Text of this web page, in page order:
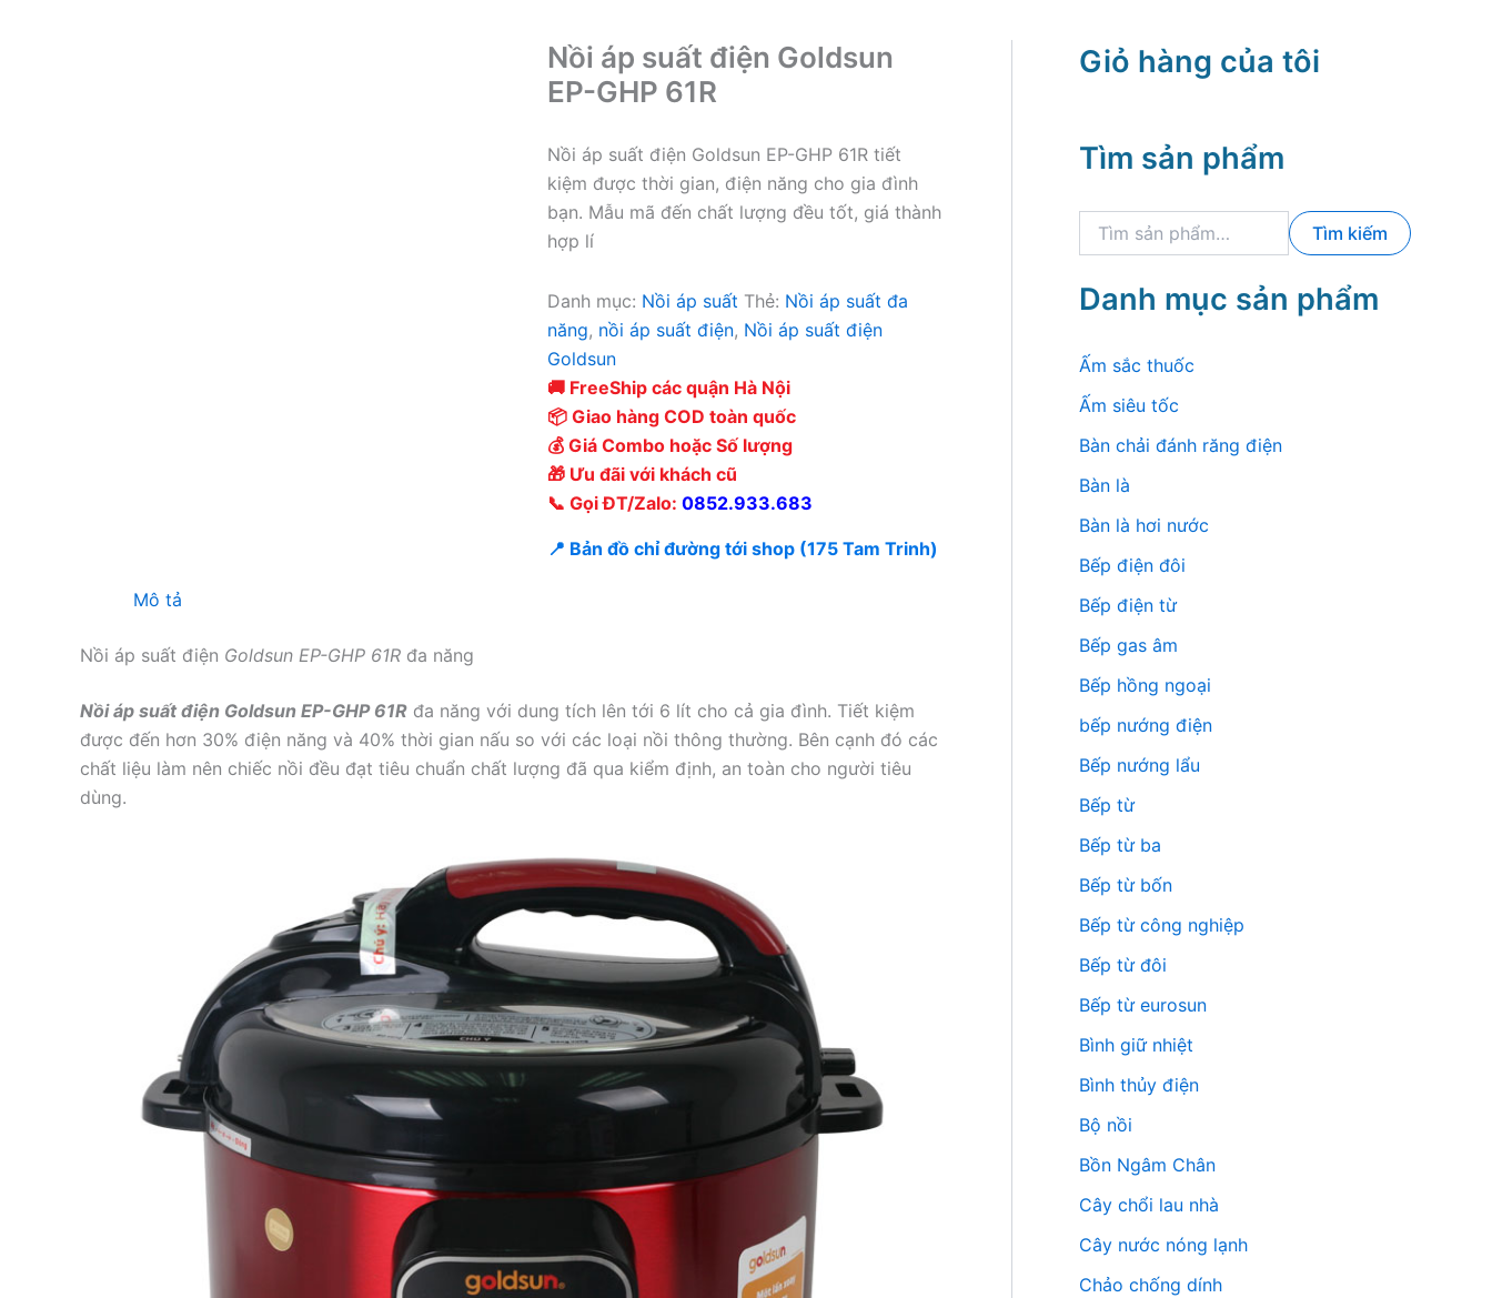
Nồi áp suất điện Goldsun
EP-GHP 61R
Nồi áp suất điện Goldsun EP-GHP 61R tiết
kiệm được thời gian, điện năng cho gia đình
bạn. Mẫu mã đến chất lượng đều tốt, giá thành
hợp lí
Danh mục: Nồi áp suất Thẻ: Nồi áp suất đa
năng, nồi áp suất điện, Nồi áp suất điện
Goldsun
🚚 FreeShip các quận Hà Nội
📦 Giao hàng COD toàn quốc
💰 Giá Combo hoặc Số lượng
🎁 Ưu đãi với khách cũ
📞 Gọi ĐT/Zalo: 0852.933.683
📍 Bản đồ chỉ đường tới shop (175 Tam Trinh)
Mô tả
Nồi áp suất điện Goldsun EP-GHP 61R đa năng
Nồi áp suất điện Goldsun EP-GHP 61R đa năng với dung tích lên tới 6 lít cho cả gia đình. Tiết kiệm
được đến hơn 30% điện năng và 40% thời gian nấu so với các loại nồi thông thường. Bên cạnh đó các
chất liệu làm nên chiếc nồi đều đạt tiêu chuẩn chất lượng đã qua kiểm định, an toàn cho người tiêu
dùng.
Giỏ hàng của tôi
Tìm sản phẩm
k
m
:
Tìm kiếm
Danh mục sản phẩm
Ấm sắc thuốc
Ấm siêu tốc
Bàn chải đánh răng điện
Bàn là
Bàn là hơi nước
Bếp điện đôi
Bếp điện từ
Bếp gas âm
Bếp hồng ngoại
bếp nướng điện
Bếp nướng lẩu
Bếp từ
Bếp từ ba
Bếp từ bốn
Bếp từ công nghiệp
Bếp từ đôi
Bếp từ eurosun
Bình giữ nhiệt
Bình thủy điện
Bộ nồi
Bồn Ngâm Chân
Cây chổi lau nhà
Cây nước nóng lạnh
Chảo chống dính